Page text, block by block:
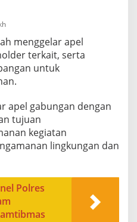
menggelar apel
terkait, serta
untuk
apel gabungan dengan
tujuan
kegiatan
lingkungan dan
Polres